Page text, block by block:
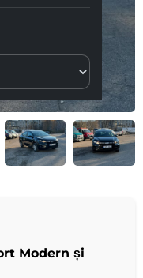
Modern și